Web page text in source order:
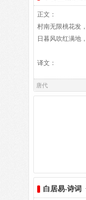
居易祖籍山西、
易故居纪念馆坐
城南香山的琵琶
晓驾炭车辗冰辙。
牛困人饥日已高
市南门外泥中歇
黄衣使者白衫儿。
回车叱牛牵向北。
一车炭，
作品赏析【注释
正文：
村南无限桃花发
日暮风吹红满地
译文：
诗歌题材广泛，
王”之称。官至翰
世，代表诗作有
唐代
白居易-诗词